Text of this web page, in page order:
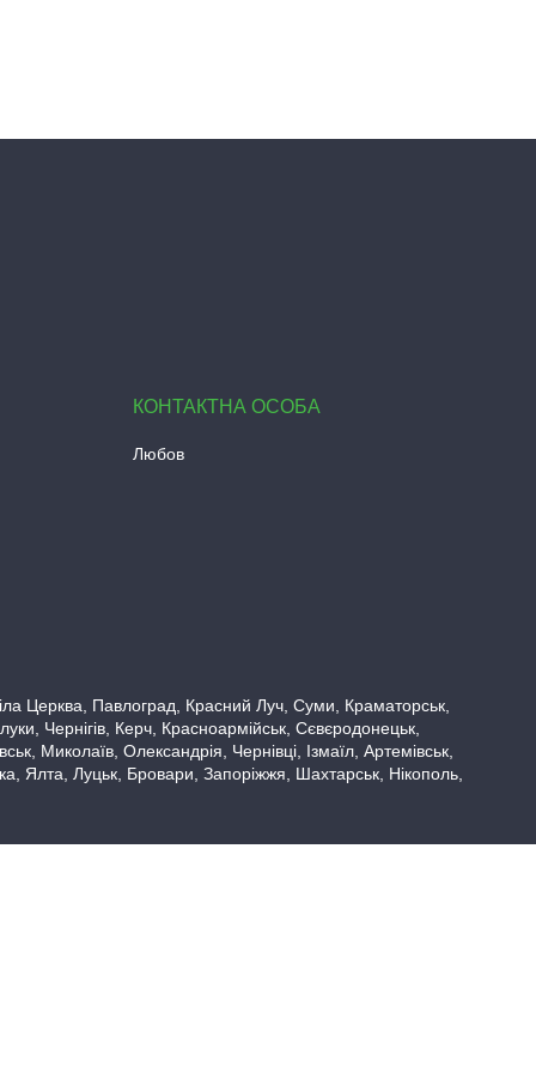
Любов
Церква, Павлоград, Красний Луч, Суми, Краматорськ,
Чернігів, Керч, Красноармійськ, Сєвєродонецьк,
Миколаїв, Олександрія, Чернівці, Ізмаїл, Артемівськ,
Ялта, Луцьк, Бровари, Запоріжжя, Шахтарськ, Нікополь,